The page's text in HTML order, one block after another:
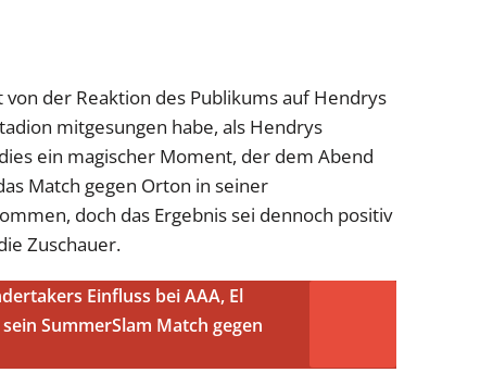
der Reaktion des Publikums auf Hendrys
mitgesungen habe, als Hendrys
ein magischer Moment, der dem Abend
Match gegen Orton in seiner
doch das Ergebnis sei dennoch positiv
Zuschauer.
Einfluss bei AAA, El
SummerSlam Match gegen